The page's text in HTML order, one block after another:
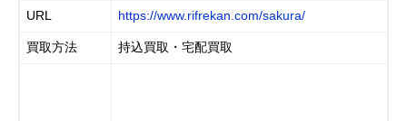
URL https://www.rifrekan.com/sakura/
買取方法 持込買取・宅配買取